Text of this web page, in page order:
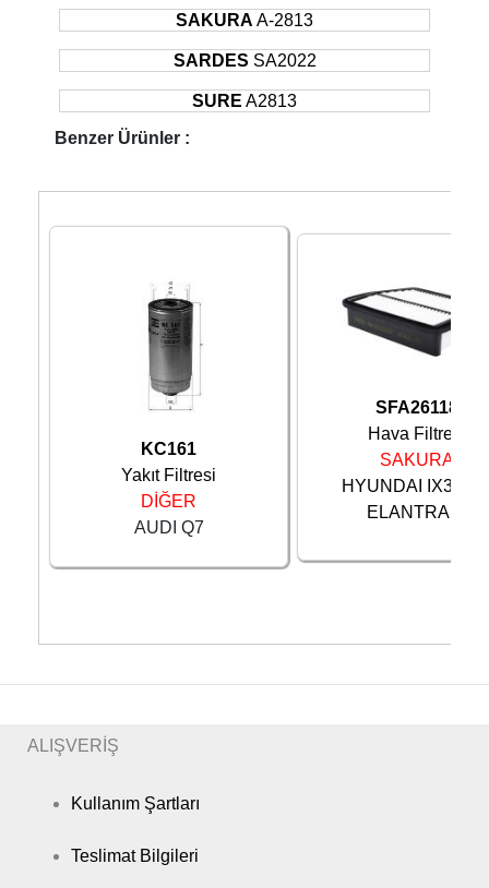
SAKURA A-2813
SARDES SA2022
SURE A2813
Benzer Ürünler :
KC161
Yakıt Filtresi
DİĞER
AUDI Q7
SFA26118
Hava Filtresi
SAKURA
HYUNDAI IX35
ELANTRA ...
ALIŞVERİŞ
Kullanım Şartları
Teslimat Bilgileri